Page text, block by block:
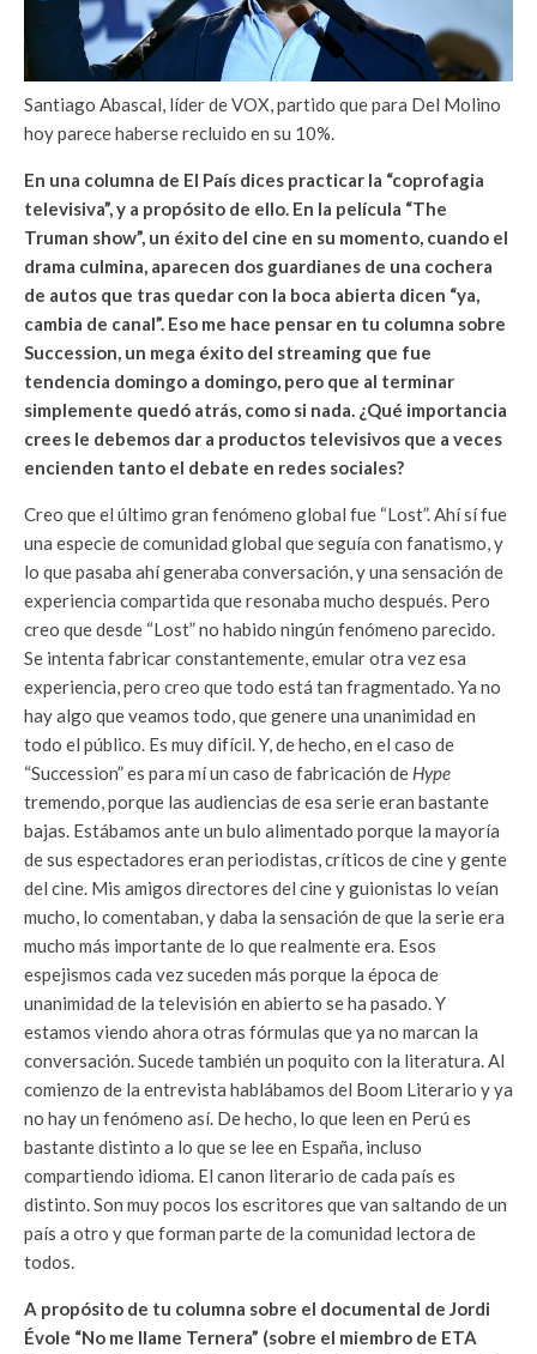
Santiago Abascal, líder de VOX, partido que para Del Molino
hoy parece haberse recluido en su 10%.
En una columna de El País dices practicar la “coprofagia
televisiva”, y a propósito de ello. En la película “The
Truman show”, un éxito del cine en su momento, cuando el
drama culmina, aparecen dos guardianes de una cochera
de autos que tras quedar con la boca abierta dicen “ya,
cambia de canal”. Eso me hace pensar en tu columna sobre
Succession, un mega éxito del streaming que fue
tendencia domingo a domingo, pero que al terminar
simplemente quedó atrás, como si nada. ¿Qué importancia
crees le debemos dar a productos televisivos que a veces
encienden tanto el debate en redes sociales?
Creo que el último gran fenómeno global fue “Lost”. Ahí sí fue
una especie de comunidad global que seguía con fanatismo, y
lo que pasaba ahí generaba conversación, y una sensación de
experiencia compartida que resonaba mucho después. Pero
creo que desde “Lost” no habido ningún fenómeno parecido.
Se intenta fabricar constantemente, emular otra vez esa
experiencia, pero creo que todo está tan fragmentado. Ya no
hay algo que veamos todo, que genere una unanimidad en
todo el público. Es muy difícil. Y, de hecho, en el caso de
“Succession” es para mí un caso de fabricación de Hype
tremendo, porque las audiencias de esa serie eran bastante
bajas. Estábamos ante un bulo alimentado porque la mayoría
de sus espectadores eran periodistas, críticos de cine y gente
del cine. Mis amigos directores del cine y guionistas lo veían
mucho, lo comentaban, y daba la sensación de que la serie era
mucho más importante de lo que realmente era. Esos
espejismos cada vez suceden más porque la época de
unanimidad de la televisión en abierto se ha pasado. Y
estamos viendo ahora otras fórmulas que ya no marcan la
conversación. Sucede también un poquito con la literatura. Al
comienzo de la entrevista hablábamos del Boom Literario y ya
no hay un fenómeno así. De hecho, lo que leen en Perú es
bastante distinto a lo que se lee en España, incluso
compartiendo idioma. El canon literario de cada país es
distinto. Son muy pocos los escritores que van saltando de un
país a otro y que forman parte de la comunidad lectora de
todos.
A propósito de tu columna sobre el documental de Jordi
Évole “No me llame Ternera” (sobre el miembro de ETA